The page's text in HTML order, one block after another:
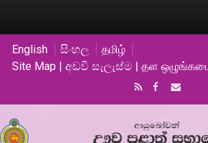
English සිංහල
தமிழ்
Site Map | අඩවි සැලැස්ම | தள